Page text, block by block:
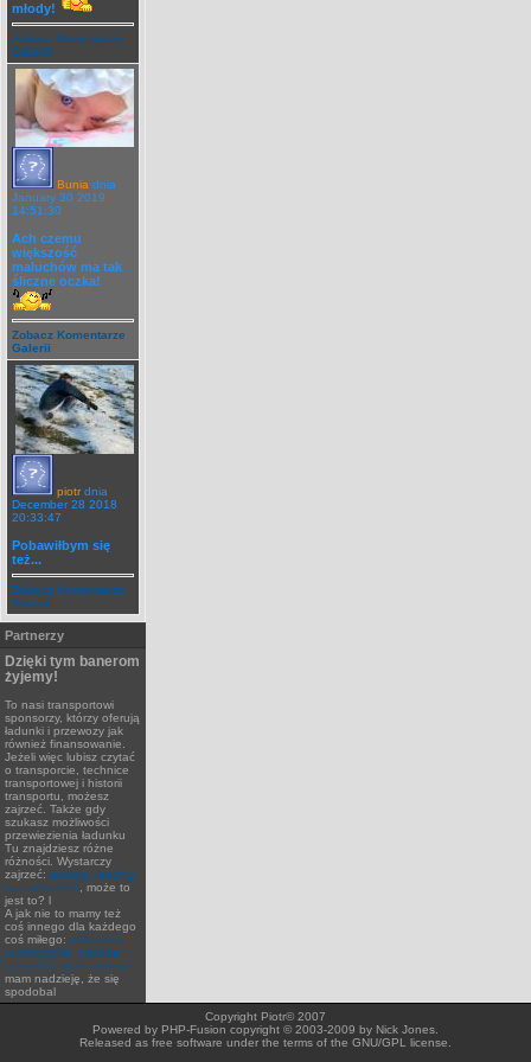
młody!
Zobacz Komentarze
Galerii
Bunia dnia
January 30 2019
14:51:30
Ach czemu
większość
maluchów ma tak
śliczne oczka!
Zobacz Komentarze
Galerii
piotr dnia
December 28 2018
20:33:47
Pobawiłbym się
też...
Zobacz Komentarze
Galerii
Partnerzy
Dzięki tym banerom
żyjemy!
To nasi transportowi
sponsorzy, którzy oferują
ładunki i przewozy jak
również finansowanie.
Jeżeli więc lubisz czytać
o transporcie, technice
transportowej i historii
transportu, możesz
zajrzeć. Także gdy
szukasz możliwości
przewiezienia ładunku
Tu znajdziesz różne
różności. Wystarczy
zajrzeć: leasing, leasing
na samochód , może to
jest to? l
A jak nie to mamy też
coś innego dla każdego
coś miłego: obliczenia
numeryczne, metoda
elementu skończonego
mam nadzieję, że się
spodobal
Copyright Piotr© 2007
Powered by PHP-Fusion copyright © 2003-2009 by Nick Jones.
Released as free software under the terms of the GNU/GPL license.